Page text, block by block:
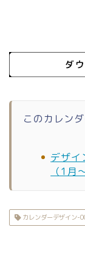
このカレン
デザ
（1月
カレンダーデザイン-